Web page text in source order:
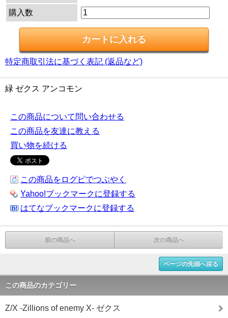
購入数
特定商取引法に基づく表記 (返品など)
緑 ゼクス アンコモン
この商品について問い合わせる
この商品を友達に教える
買い物を続ける
この商品をログピでつぶやく
Yahoo!ブックマークに登録する
はてなブックマークに登録する
前の商品へ 次の商品へ
ページの先頭へ戻る
この商品のカテゴリー
Z/X -Zillions of enemy X- ゼクス